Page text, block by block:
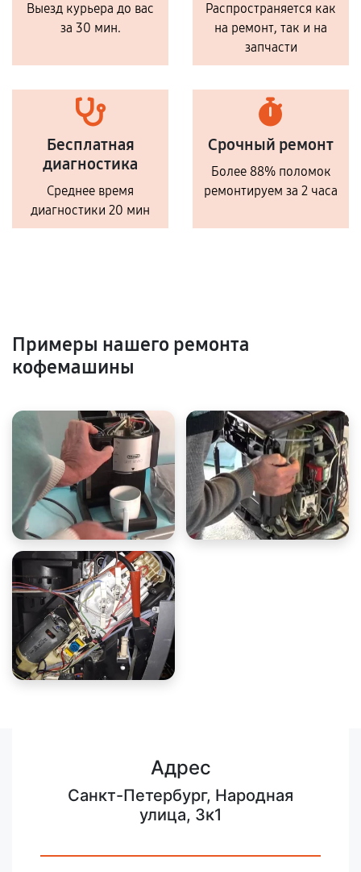
Выезд курьера до вас
за 30 мин.
Распространяется как
на ремонт, так и на
запчасти
Бесплатная
диагностика
Среднее время
диагностики 20 мин
Срочный ремонт
Более 88% поломок
ремонтируем за 2 часа
Примеры нашего ремонта
кофемашины
Адрес
Санкт-Петербург, Народная
улица, 3к1